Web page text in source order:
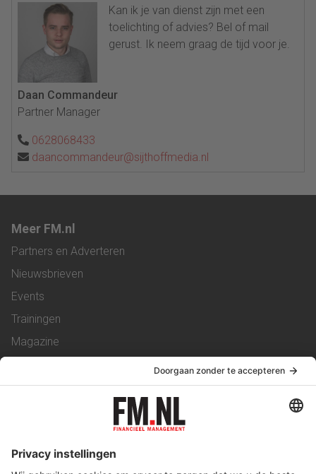
Kan ik je van dienst zijn met een
toelichting of advies? Bel of mail
gerust. Ik neem graag de tijd voor je.
Daan Commandeur
Partner Manager
0628068433
daancommandeur@sijthoffmedia.nl
Meer FM.nl
Partners en Adverteren
Nieuwsbrieven
Events
Trainingen
Magazine
Service & Contact
Werken bij ons